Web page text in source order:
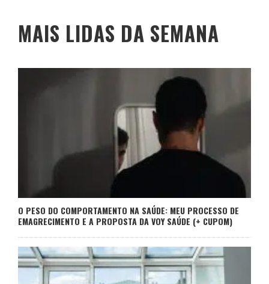
MAIS LIDAS DA SEMANA
O PESO DO COMPORTAMENTO NA SAÚDE: MEU PROCESSO DE
EMAGRECIMENTO E A PROPOSTA DA VOY SAÚDE (+ CUPOM)